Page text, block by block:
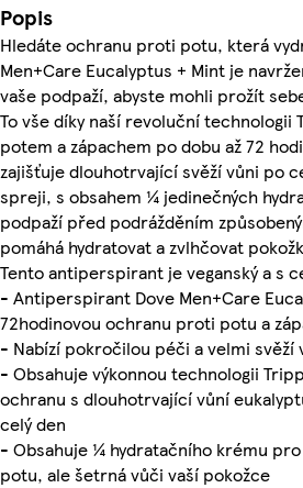
Popis
Hledáte ochranu proti potu, která
Men+Care Eucalyptus + Mint je
vaše podpaží, abyste mohli prožít
To vše díky naší revoluční
potem a zápachem po dobu až 72
zajišťuje dlouhotrvající svěží vůni po
spreji, s obsahem ¼ jedinečných
podpaží před podrážděním
pomáhá hydratovat a zvlhčovat
Tento antiperspirant je veganský a s
- Antiperspirant Dove Men+Care
72hodinovou ochranu proti potu a
- Nabízí pokročilou péči a velmi
- Obsahuje výkonnou technologii
ochranu s dlouhotrvající vůní
celý den
- Obsahuje ¼ hydratačního krému
potu, ale šetrná vůči vaší pokožce